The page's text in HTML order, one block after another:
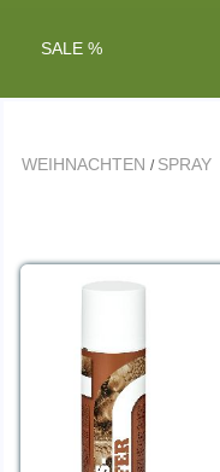
SALE %
WEIHNACHTEN / SPRAY